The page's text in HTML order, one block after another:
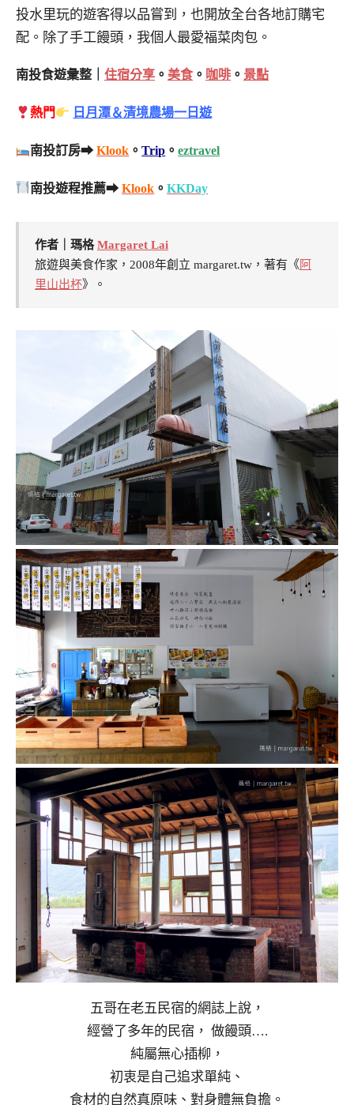
投水里玩的遊客得以品嘗到，也開放全台各地訂購宅
配。除了手工饅頭，我個人最愛福菜肉包。
南投食遊彙整｜ 住宿分享 。 美食。 咖啡 。 景點
熱門 日月潭＆清境農場一日遊
南投訂房➡Klook 。Trip 。eztravel
南投遊程推薦➡Klook 。KKDay
作者｜瑪格Margaret Lai
旅遊與美食作家，2008年創立 margaret.tw，著有《阿
里山出杯》。
五哥在老五民宿的網誌上說，
經營了多年的民宿， 做饅頭….
純屬無心插柳，
初衷是自己追求單純、
食材的自然真原味、對身體無負擔。